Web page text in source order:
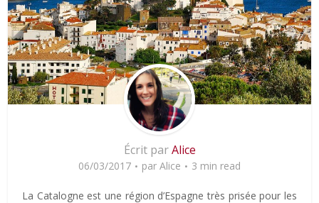
Écrit parAlice
06/03/2017 par Alice 3 min read
La Catalogne est une région d’Espagne très prisée pour les